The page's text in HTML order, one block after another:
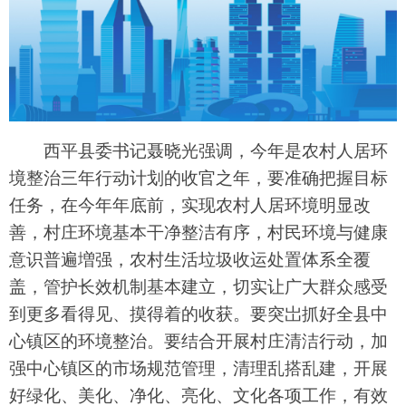
西平县委书记聂晓光强调，今年是农村人居环
境整治三年行动计划的收官之年，要准确把握目标
任务，在今年年底前，实现农村人居环境明显改
善，村庄环境基本干净整洁有序，村民环境与健康
意识普遍増强，农村生活垃圾收运处置体系全覆
盖，管护长效机制基本建立，切实让广大群众感受
到更多看得见、摸得着的收获。要突岀抓好全县中
心镇区的环境整治。要结合开展村庄清洁行动，加
强中心镇区的市场规范管理，清理乱搭乱建，开展
好绿化、美化、净化、亮化、文化各项工作，有效